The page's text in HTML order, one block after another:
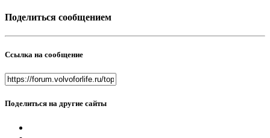
Поделиться сообщением
Ссылка на сообщение
Поделиться на другие сайты